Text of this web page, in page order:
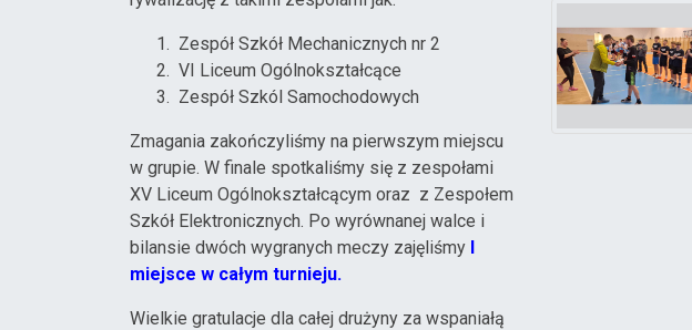
Zespół Szkół Mechanicznych nr 2
VI Liceum Ogólnokształcące
Zespół Szkól Samochodowych
Zmagania zakończyliśmy na pierwszym miejscu
w grupie. W finale spotkaliśmy się z zespołami
XV Liceum Ogólnokształcącym oraz z Zespołem
Szkół Elektronicznych. Po wyrównanej walce i
bilansie dwóch wygranych meczy zajęliśmy I
miejsce w całym turnieju.
Wielkie gratulacje dla całej drużyny za wspaniałą